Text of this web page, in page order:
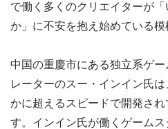
で働く多くのクリエイターが
か」に不安を抱え始めている模
中国の重慶市にある独立系ゲ
レーターのスー・インイン氏
かに超えるスピードで開発さ
す。インイン氏が働くゲーム